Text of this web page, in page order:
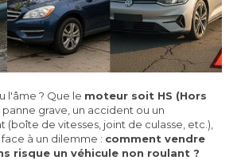
l'âme ? Que le moteur soit HS (Hors
panne grave, un accident ou un
de vitesses, joint de culasse, etc.),
à un dilemme : comment vendre
risque un véhicule non roulant ?